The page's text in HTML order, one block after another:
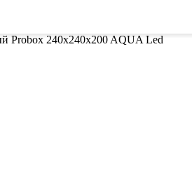
Probox 240x240x200 AQUA Led